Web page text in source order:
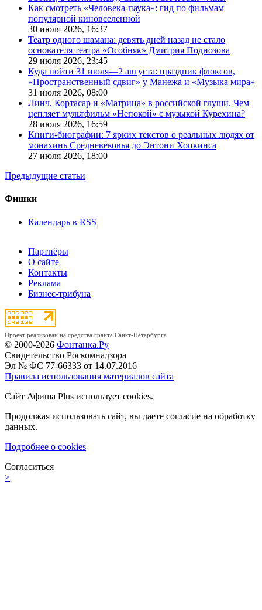
Как смотреть «Человека-паука»: гид по фильмам
популярной киновселенной
30 июля 2026, 16:37
Театр одного шамана: девять дней назад не стало
основателя театра «Особняк» Дмитрия Поднозова
29 июля 2026, 23:45
Куда пойти 31 июля—2 августа: праздник флоксов,
«Пространственный сдвиг» у Манежа и «Музыка мира»
31 июля 2026, 08:00
Линч, Кортасар и «Матрица» в российской глуши. Чем
цепляет мультфильм «Непокой» с музыкой Курехина?
28 июля 2026, 16:59
Книги-биографии: 7 ярких текстов о реальных людях от
монахинь Средневековья до Энтони Хопкинса
27 июля 2026, 18:00
Предыдущие статьи
Фишки
Календарь в RSS
Партнёры
О сайте
Контакты
Реклама
Бизнес-трибуна
Проект реализован на средства гранта Санкт-Петербурга
© 2000-2026 Фонтанка.Ру
Свидетельство Роскомнадзора
Эл № ФС 77-66333 от 14.07.2016
Правила использования материалов сайта
Сайт Афиша Plus использует cookies.
Продолжая использовать сайт, вы даете согласие на обработку
данных.
Подробнее о cookies
Согласиться
>